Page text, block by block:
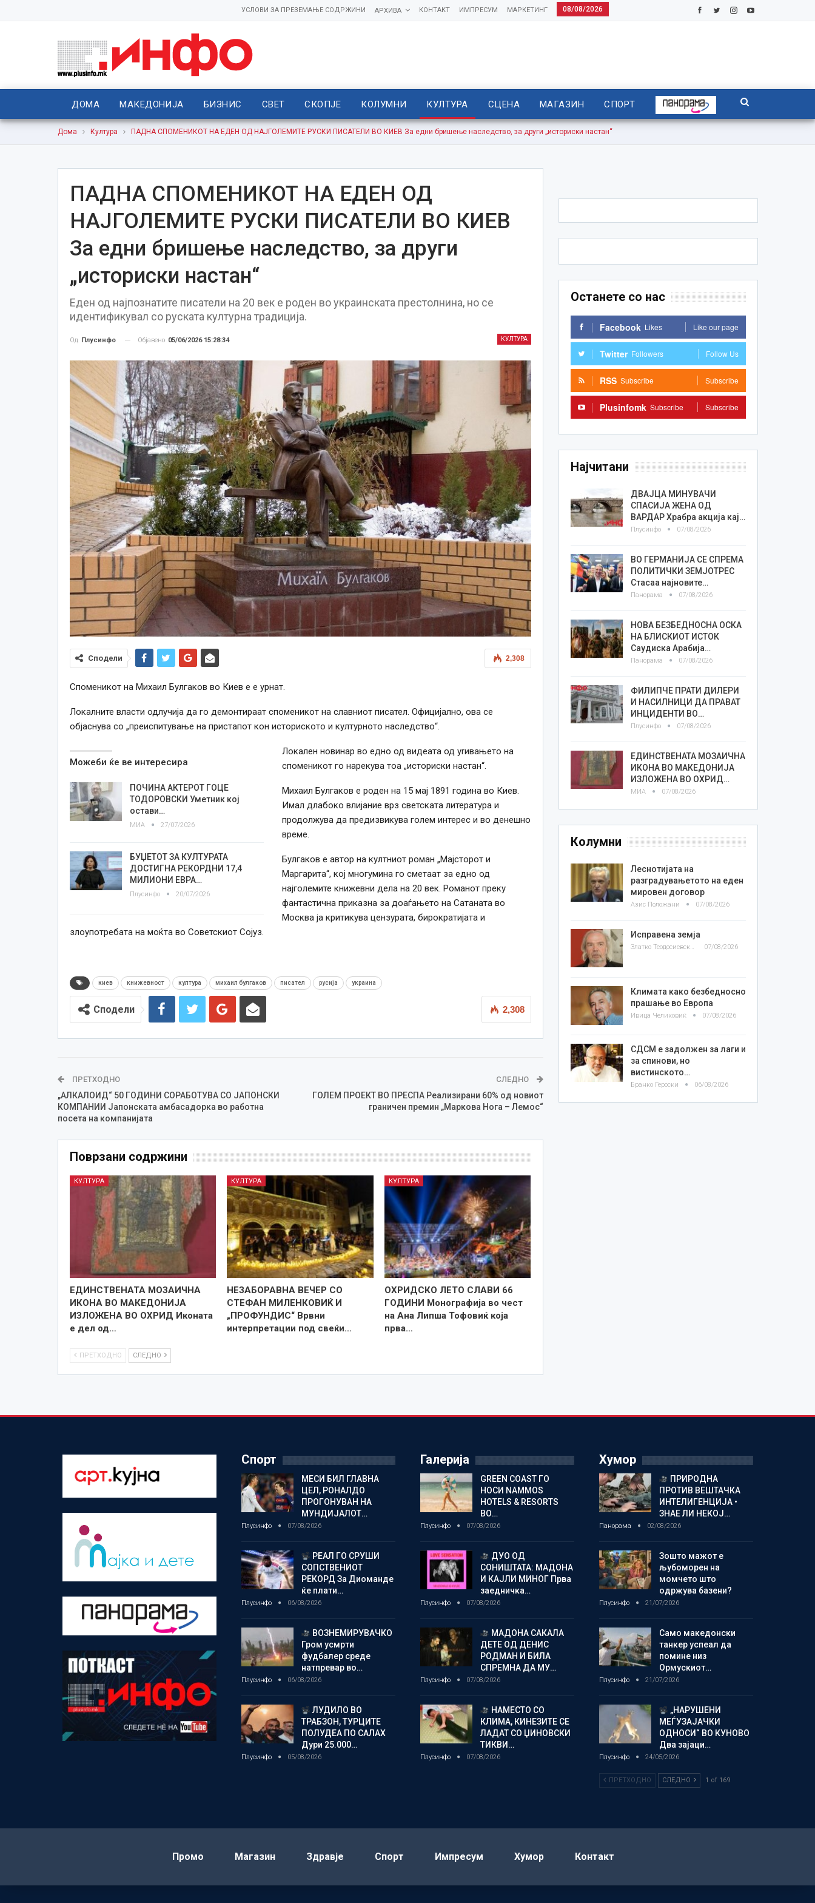
08/08/2026
МАРКЕТИНГ
ИМПРЕСУМ
КОНТАКТ
АРХИВА
УСЛОВИ ЗА ПРЕЗЕМАЊЕ СОДРЖИНИ
ДОМА МАКЕДОНИЈА БИЗНИС СВЕТ СКОПЈЕ КОЛУМНИ КУЛТУРА СЦЕНА МАГАЗИН СПОРТ
Дома Култура ПАДНА СПОМЕНИКОТ НА ЕДЕН ОД НАЈГОЛЕМИТЕ РУСКИ ПИСАТЕЛИ ВО КИЕВ За едни бришење наследство, за други „историски настан“
ПАДНА СПОМЕНИКОТ НА ЕДЕН ОД
НАЈГОЛЕМИТЕ РУСКИ ПИСАТЕЛИ ВО КИЕВ
За едни бришење наследство, за други
„историски настан“
Еден од најпознатите писатели на 20 век е роден во украинската престолнина, но се
идентификувал со руската културна традиција.
КУЛТУРА
Од Плусинфо Објавено 05/06/2026 15:28:34
2,308
Сподели
Споменикот на Михаил Булгаков во Киев е е урнат.
Локалните власти одлучија да го демонтираат споменикот на славниот писател. Официјално, ова се
објаснува со „преиспитување на пристапот кон историското и културното наследство“.
Можеби ќе ве интересира
ПОЧИНА АКТЕРОТ ГОЦЕ
ТОДОРОВСКИ Уметник кој
остави…
МИА 27/07/2026
БУЏЕТОТ ЗА КУЛТУРАТА
ДОСТИГНА РЕКОРДНИ 17,4
МИЛИОНИ ЕВРА…
Плусинфо 20/07/2026
Локален новинар во едно од видеата од уrивањето на
споменикот го нарекува тоа „историски настан“.
Михаил Булгаков е роден на 15 мај 1891 година во Киев.
Имал длабоко влијание врз светската литература и
продолжува да предизвикува голем интерес и во денешно
време.
Булгаков е автор на култниот роман „Мајсторот и
Маргарита“, кој многумина го сметаат за едно од
најголемите книжевни дела на 20 век. Романот преку
фантастична приказна за доаѓањето на Сатаната во
Москва ја критикува цензурата, бирократијата и
злоупотребата на моќта во Советскиот Сојуз.
киев книжевност култура михаил булгаков писател русија украина
2,308
Сподели
ПРЕТХОДНО
„АЛКАЛОИД“ 50 ГОДИНИ СОРАБОТУВА СО ЈАПОНСКИ
КОМПАНИИ Јапонската амбасадорка во работна
посета на компанијата
СЛЕДНО
ГОЛЕМ ПРОЕКТ ВО ПРЕСПА Реализирани 60% од новиот
граничен премин „Маркова Нога – Лемос“
Поврзани содржини
КУЛТУРА
ЕДИНСТВЕНАТА МОЗАИЧНА
ИКОНА ВО МАКЕДОНИЈА
ИЗЛОЖЕНА ВО ОХРИД Иконата
е дел од…
КУЛТУРА
НЕЗАБОРАВНА ВЕЧЕР СО
СТЕФАН МИЛЕНКОВИЌ И
„ПРОФУНДИС“ Врвни
интерпретации под свеќи…
КУЛТУРА
ОХРИДСКО ЛЕТО СЛАВИ 66
ГОДИНИ Монографија во чест
на Ана Липша Тофовиќ која
прва…
ПРЕТХОДНО СЛЕДНО
Останете со нас
Facebook Likes Like our page
Twitter Followers Follow Us
RSS Subscribe Subscribe
Plusinfomk Subscribe Subscribe
Најчитани
ДВАЈЦА МИНУВАЧИ
СПАСИЈА ЖЕНА ОД
ВАРДАР Храбра акција кај…
Плусинфо 07/08/2026
ВО ГЕРМАНИЈА СЕ СПРЕМА
ПОЛИТИЧКИ ЗЕМЈОТРЕС
Стасаа најновите…
Панорама 07/08/2026
НОВА БЕЗБЕДНОСНА ОСКА
НА БЛИСКИОТ ИСТОК
Саудиска Арабија…
Панорама 07/08/2026
ФИЛИПЧЕ ПРАТИ ДИЛЕРИ
И НАСИЛНИЦИ ДА ПРАВАТ
ИНЦИДЕНТИ ВО…
Плусинфо 07/08/2026
ЕДИНСТВЕНАТА МОЗАИЧНА
ИКОНА ВО МАКЕДОНИЈА
ИЗЛОЖЕНА ВО ОХРИД…
МИА 07/08/2026
Колумни
Леснотијата на
разградувањетото на еден
мировен договор
Азис Положани 07/08/2026
Исправена земја
Златко Теодосиевски 07/08/2026
Климата како безбедносно
прашање во Европа
Ивица Челиковиќ 07/08/2026
СДСМ е задолжен за лаги и
за спинови, но
вистинското…
Бранко Героски 06/08/2026
Спорт
МЕСИ БИЛ ГЛАВНА
ЦЕЛ, РОНАЛДО
ПРОГОНУВАН НА
МУНДИЈАЛОТ…
Плусинфо 07/08/2026
РЕАЛ ГО СРУШИ
СОПСТВЕНИОТ
РЕКОРД За Диоманде
ќе плати…
Плусинфо 06/08/2026
ВОЗНЕМИРУВАЧКО
Гром усмрти
фудбалер среде
натпревар во…
Плусинфо 06/08/2026
ЛУДИЛО ВО
ТРАБЗОН, ТУРЦИТЕ
ПОЛУДЕА ПО САЛАХ
Дури 25.000…
Плусинфо 05/08/2026
Галерија
GREEN COAST ГО
НОСИ NAMMOS
HOTELS & RESORTS
ВО…
Плусинфо 07/08/2026
ДУО ОД
СОНИШТАТА: МАДОНА
И КАЈЛИ МИНОГ Прва
заедничка…
Плусинфо 07/08/2026
МАДОНА САКАЛА
ДЕТЕ ОД ДЕНИС
РОДМАН И БИЛА
СПРЕМНА ДА МУ…
Плусинфо 07/08/2026
НАМЕСТО СО
КЛИМА, КИНЕЗИТЕ СЕ
ЛАДАТ СО ЏИНОВСКИ
ТИКВИ…
Плусинфо 07/08/2026
Хумор
ПРИРОДНА
ПРОТИВ ВЕШТАЧКА
ИНТЕЛИГЕНЦИЈА •
ЗНАЕ ЛИ НЕКОЈ…
Панорама 02/08/2026
Зошто мажот е
љубоморен на
момчето што
одржува базени?
Плусинфо 21/07/2026
Само македонски
танкер успеал да
помине низ
Ормускиот…
Плусинфо 21/07/2026
„НАРУШЕНИ
МЕЃУЗАЈАЧКИ
ОДНОСИ“ ВО КУНОВО
Два зајаци…
Плусинфо 24/05/2026
ПРЕТХОДНО СЛЕДНО 1 of 169
Промо Магазин Здравје Спорт Импресум Хумор Контакт